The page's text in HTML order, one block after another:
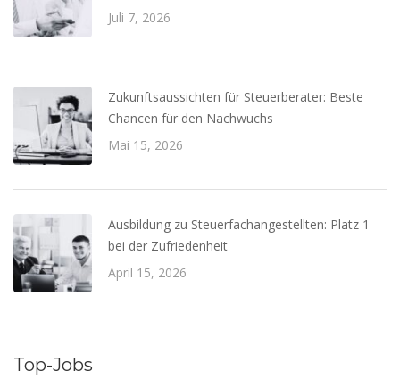
Juli 7, 2026
Zukunftsaussichten für Steuerberater: Beste
Chancen für den Nachwuchs
Mai 15, 2026
Ausbildung zu Steuerfachangestellten: Platz 1
bei der Zufriedenheit
April 15, 2026
Top-Jobs